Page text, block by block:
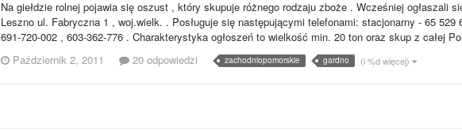
Na giełdzie rolnej pojawia się oszust , który skupuje różnego rodzaju zboże . Wcześniej ogłaszali
Leszno ul. Fabryczna 1 , woj.wielk. . Posługuje się następującymi telefonami: stacjonarny - 65 529
691-720-002 , 603-362-776 . Charakterystyka ogłoszeń to wielkość min. 20 ton oraz skup z całej
Październik 2, 2011
20 odpowiedzi zachodniopomorskie gardno (i %d więcej)